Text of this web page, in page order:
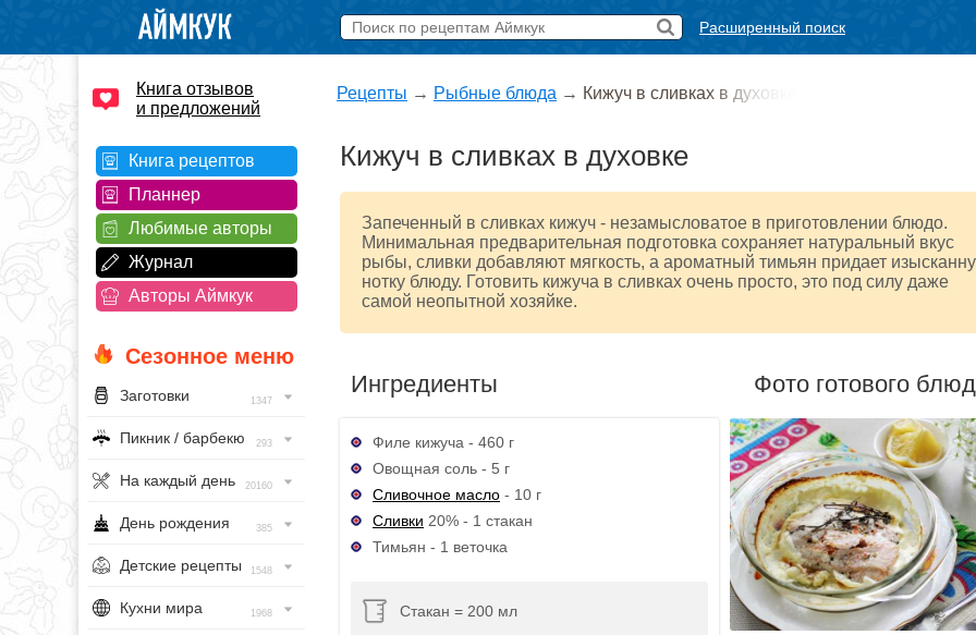
Расширенный поиск
Книга отзывов
и предложений
Книга рецептов
Планнер
Любимые авторы
Журнал
Авторы Аймкук
Сезонное меню
Заготовки 1347
Пикник / барбекю 293
На каждый день 20160
День рождения 385
Детские рецепты 1548
Кухни мира 1968
Рецепты → Рыбные блюда → Кижуч в сливках в духовке
Кижуч в сливках в духовке
Запеченный в сливках кижуч - незамысловатое в приготовлении блюдо.
Минимальная предварительная подготовка сохраняет натуральный вкус
рыбы, сливки добавляют мягкость, а ароматный тимьян придает
нотку блюду. Готовить кижуча в сливках очень просто, это под силу даже
самой неопытной хозяйке.
Ингредиенты
Филе кижуча - 460 г
Овощная соль - 5 г
Сливочное масло - 10 г
Сливки 20% - 1 стакан
Тимьян - 1 веточка
Стакан = 200 мл
Фото готового